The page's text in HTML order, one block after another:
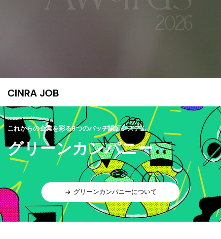
CINRA JOB
これからの企業を彩る9つのバッヂ認証システム
グリーンカンパニー
グリーンカンパニーについて